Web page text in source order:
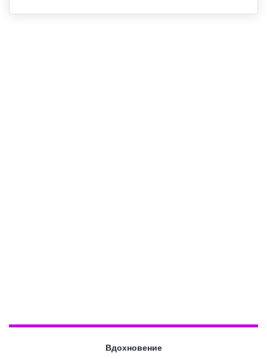
Вдохновение